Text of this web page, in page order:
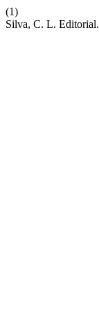
(1)
Silva, C. L. Editorial.